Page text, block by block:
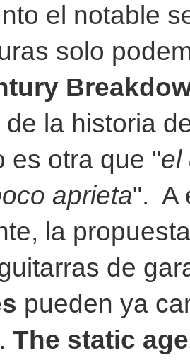
el notable
solo
de la historia
es otra que "el
aprieta". A
la
de
pueden ya
The static age